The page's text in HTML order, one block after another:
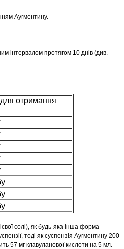
Аугментину.
інтервалом протягом 10 днів (див.
отримання
солі), як будь-яка інша форма
тоді як суспензія Аугментину 200
57 мг клавуланової кислоти на 5 мл.